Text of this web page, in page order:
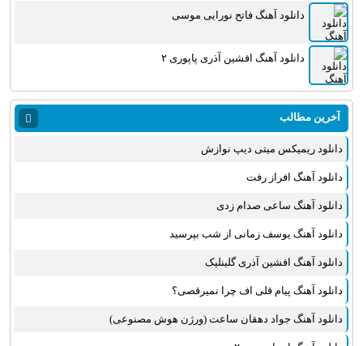
دانلود آهنگ فاتح نورایی موسی
دانلود آهنگ افشین آذری پاپوری ۲
آخرین مطالب
دانلود ریمیکس میتی دیپ نوازش
دانلود آهنگ افراز رفت
دانلود آهنگ ساعی صدام زدی
دانلود آهنگ یوسف زمانی از شب بپرسید
دانلود آهنگ افشین آذری گلینلیک
دانلود آهنگ پیام قلی اف چرا نمیرقصی؟
دانلود آهنگ جواد دهقان ساعت (ورژن هوش مصنوعی)